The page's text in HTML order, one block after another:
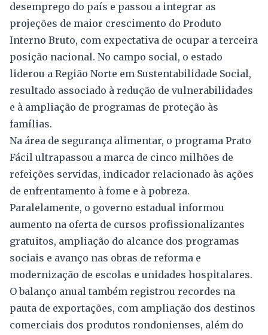
desemprego do país e passou a integrar as
projeções de maior crescimento do Produto
Interno Bruto, com expectativa de ocupar a terceira
posição nacional. No campo social, o estado
liderou a Região Norte em Sustentabilidade Social,
resultado associado à redução de vulnerabilidades
e à ampliação de programas de proteção às
famílias.
Na área de segurança alimentar, o programa Prato
Fácil ultrapassou a marca de cinco milhões de
refeições servidas, indicador relacionado às ações
de enfrentamento à fome e à pobreza.
Paralelamente, o governo estadual informou
aumento na oferta de cursos profissionalizantes
gratuitos, ampliação do alcance dos programas
sociais e avanço nas obras de reforma e
modernização de escolas e unidades hospitalares.
O balanço anual também registrou recordes na
pauta de exportações, com ampliação dos destinos
comerciais dos produtos rondonienses, além do